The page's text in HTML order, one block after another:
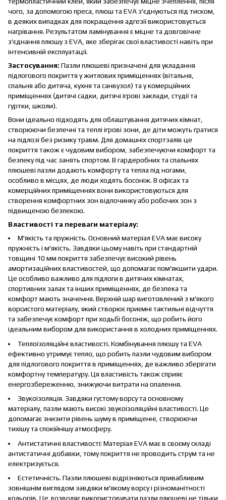
чого, за допомогою преса, плюш та EVA з'єднуються під тиском,
в деяких випадках для покращення адгезії використовується
нагрівання. Результатом ламінування є міцне та довговічне
з'єднання плюшу з EVA, яке зберігає свої властивості навіть при
інтенсивній експлуатації.
Застосування: Пазли плюшеві призначені для укладання
підлогового покриття у житлових приміщеннях (вітальня,
спальня або дитяча, кухня та санвузол) та у комерційних
приміщеннях (дитячі садки, дитячі ігрові заклади, студії та
гуртки, школи).
Вони ідеально підходять для облаштування дитячих кімнат,
створюючи безпечні та теплі ігрові зони, де діти можуть гратися
на підлозі без ризику травм. Для домашніх спортзалів це
покриття також є чудовим вибором, забезпечуючи комфорт та
безпеку під час занять спортом. В гардеробних та спальнях
плюшеві пазли додають комфорту та тепла під ногами,
особливо в місцях, де люди ходять босоніж. В офісах та
комерційних приміщеннях вони використовуються для
створення комфортних зон відпочинку або робочих зон з
підвищеною безпекою.
Властивості та переваги матеріалу:
М'якість та пружність. Основний матеріал EVA має високу
пружність і м'якість. Завдяки цьому навіть при стандартній
товщині 10 мм покриття забезпечує високий рівень
амортизаційних властивостей, що допомагає пом'якшити удари.
Це особливо важливо для підлоги в дитячих кімнатах,
спортивних залах та інших приміщеннях, де безпека та
комфорт мають значення. Верхній шар виготовлений з м'якого
ворсистого матеріалу, який створює приємні тактильні відчуття
та забезпечує комфорт при ходьбі босоніж, що робить його
ідеальним вибором для використання в холодних приміщеннях.
Теплоізоляційні властивості. Комбінування плюшу та EVA
ефективно утримує тепло, що робить пазли чудовим вибором
для підлогового покриття в приміщеннях, де важливо зберігати
комфортну температуру. Ця властивість також сприяє
енергозбереженню, знижуючи витрати на опалення.
Звукоізоляція. Завдяки густому ворсу та основному
матеріалу, пазли мають високі звукоізоляційні властивості. Це
допомагає знизити рівень шуму в приміщенні, створюючи
тихішу та спокійнішу атмосферу.
Антистатичні властивості: Матеріал EVA має в своєму складі
антистатичні добавки, тому покриття не проводить струм та не
електризується.
Естетичність. Пазли плюшеві відрізняються привабливим
зовнішнім виглядом завдяки м'якому ворсу і різноманітності
кольорів. Це дозволяє використовувати пазли плюшеві не тільки